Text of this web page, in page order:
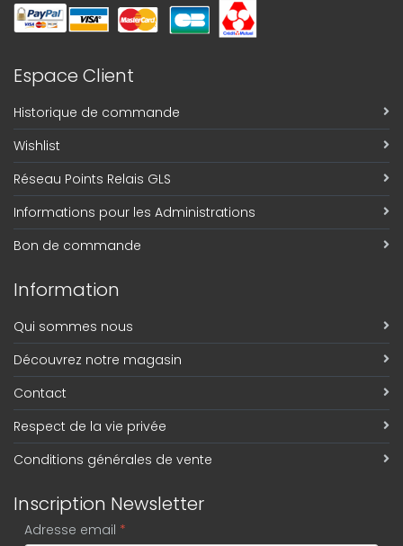
Espace Client
Historique de commande
Wishlist
Réseau Points Relais GLS
Informations pour les Administrations
Bon de commande
Information
Qui sommes nous
Découvrez notre magasin
Contact
Respect de la vie privée
Conditions générales de vente
Inscription Newsletter
Adresse email *